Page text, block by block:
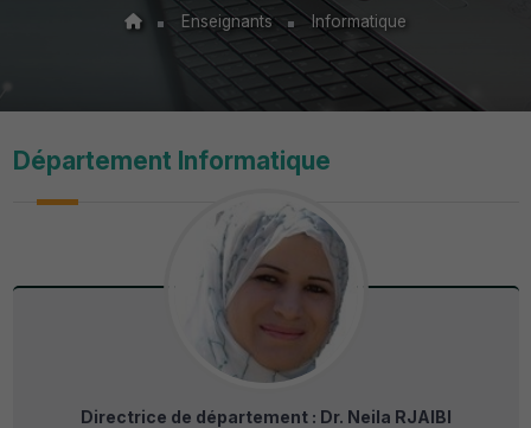
Enseignants Informatique
Département Informatique
Directrice de département : Dr. Neila RJAIBI